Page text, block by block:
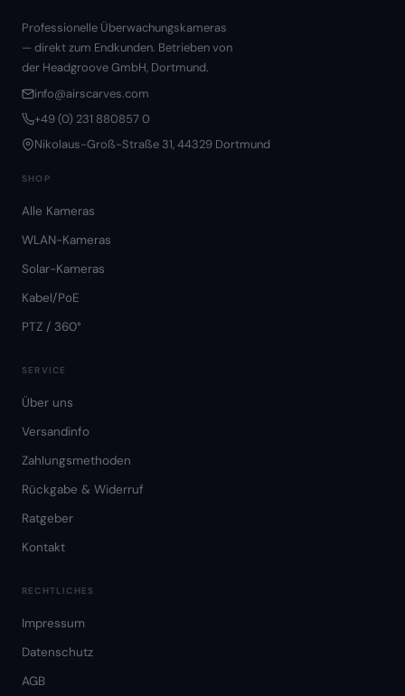
Professionelle Überwachungskameras
— direkt zum Endkunden. Betrieben von
der Headgroove GmbH, Dortmund.
info@airscarves.com
+49 (0) 231 880857 0
Nikolaus-Groß-Straße 31, 44329 Dortmund
SHOP
Alle Kameras
WLAN-Kameras
Solar-Kameras
Kabel/PoE
PTZ / 360°
SERVICE
Über uns
Versandinfo
Zahlungsmethoden
Rückgabe & Widerruf
Ratgeber
Kontakt
RECHTLICHES
Impressum
Datenschutz
AGB